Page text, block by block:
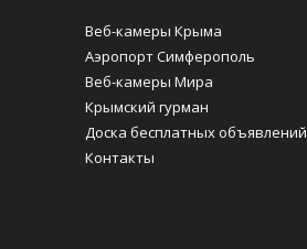
Веб-камеры Крыма
Аэропорт Симферополь
Веб-камеры Мира
Крымский гурман
Доска бесплатных объявлений
Контакты